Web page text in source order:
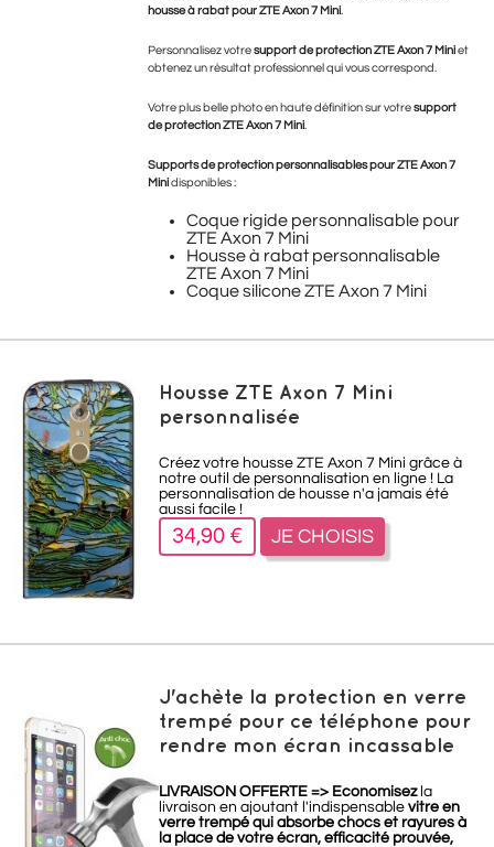
housse à rabat pour ZTE Axon 7 Mini
Personnalisez votresupport de protection ZTE Axon 7 Miniet
obtenez un résultat professionnel qui vous correspond.
Votre plus belle photo en haute définition sur votresupport
de protection ZTE Axon 7 Mini
Supports de protection personnalisables pourZTE Axon 7
Mini disponibles :
Coque rigide personnalisable pour
ZTE Axon 7 Mini
Housse à rabat personnalisable
ZTE Axon 7 Mini
Coque silicone ZTE Axon 7 Mini
Housse ZTE Axon 7 Mini
personnalisée
Créez votre housse ZTE Axon 7 Mini grâce à
notre outil de personnalisation en ligne ! La
personnalisation de housse n'a jamais été
aussi facile !
34,90 € JE CHOISIS
J'achète la protection en verre
trempé pour ce téléphone pour
rendre mon écran incassable
LIVRAISON OFFERTE => Economisezla
livraison en ajoutant l'indispensable vitre en
verre trempé qui absorbe chocs et rayures à
la place de votre écran, efficacité prouvée,